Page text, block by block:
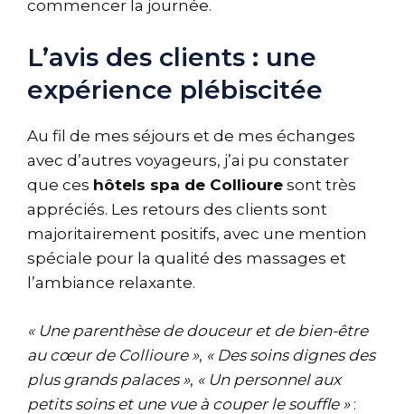
commencer la journée.
L’avis des clients : une
expérience plébiscitée
Au fil de mes séjours et de mes échanges
avec d’autres voyageurs, j’ai pu constater
que ces hôtels spa de Collioure sont très
appréciés. Les retours des clients sont
majoritairement positifs, avec une mention
spéciale pour la qualité des massages et
l’ambiance relaxante.
« Une parenthèse de douceur et de bien-être
au cœur de Collioure », « Des soins dignes des
plus grands palaces », « Un personnel aux
petits soins et une vue à couper le souffle »: